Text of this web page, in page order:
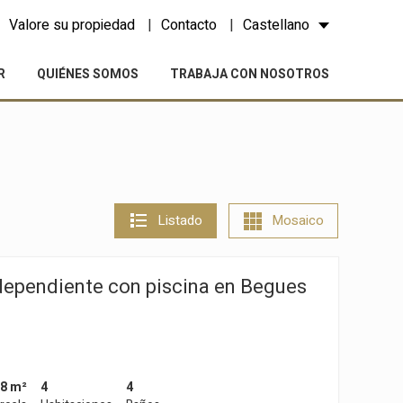
Valore su propiedad Contacto Castellano
QUIÉNES SOMOS TRABAJA CON NOSOTROS
Listado Mosaico
con piscina en Begues
m²
4
4